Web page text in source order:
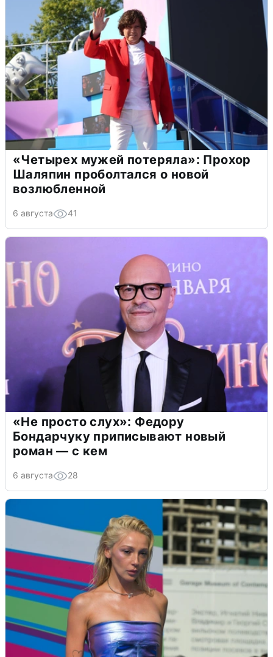
«Четырех мужей потеряла»: Прохор
Шаляпин проболтался о новой
возлюбленной
6 августа 41
«Не просто слух»: Федору
Бондарчуку приписывают новый
роман — с кем
6 августа 28